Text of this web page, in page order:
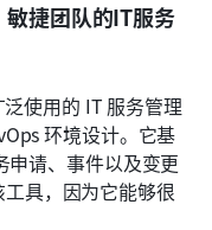
捷团队的IT服务
使用的 IT 服务管理
环境设计。它基
申请、事件以及变更
具，因为它能够很